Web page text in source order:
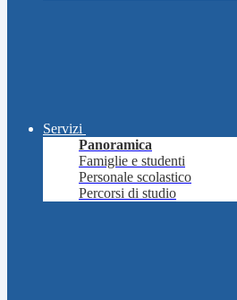
Servizi
Panoramica
Famiglie e studenti
Personale scolastico
Percorsi di studio